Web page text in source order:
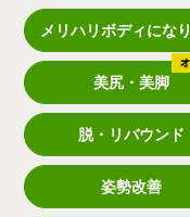
メリハリボディにな
美尻・美脚
脱・リバウンド
姿勢改善